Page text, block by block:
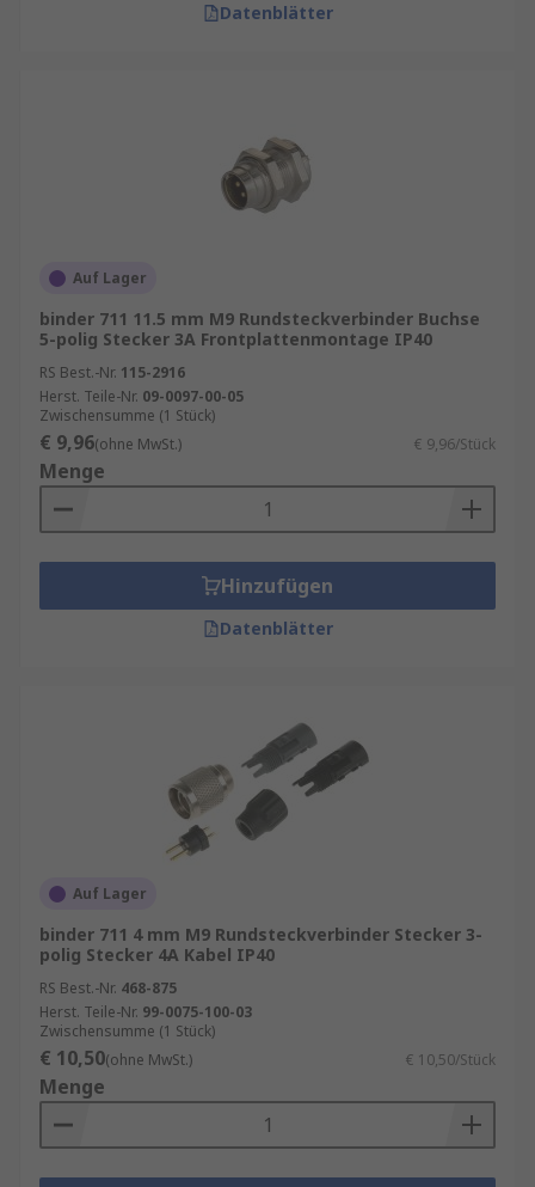
Datenblätter
Auf Lager
binder 711 11.5 mm M9 Rundsteckverbinder Buchse
5-polig Stecker 3A Frontplattenmontage IP40
RS Best.-Nr. 115-2916
Herst. Teile-Nr. 09-0097-00-05
Zwischensumme (1 Stück)
€ 9,96(ohne MwSt.) € 9,96/Stück
Menge
Hinzufügen
Datenblätter
Auf Lager
binder 711 4 mm M9 Rundsteckverbinder Stecker 3-
polig Stecker 4A Kabel IP40
RS Best.-Nr. 468-875
Herst. Teile-Nr. 99-0075-100-03
Zwischensumme (1 Stück)
€ 10,50(ohne MwSt.) € 10,50/Stück
Menge